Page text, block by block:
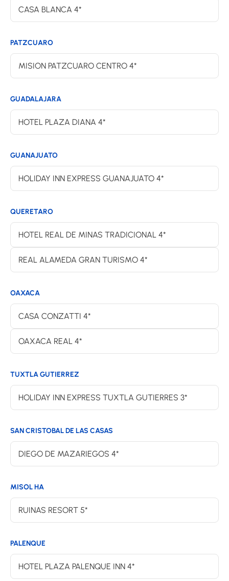
CASA BLANCA 4*
PATZCUARO
MISION PATZCUARO CENTRO 4*
GUADALAJARA
HOTEL PLAZA DIANA 4*
GUANAJUATO
HOLIDAY INN EXPRESS GUANAJUATO 4*
QUERETARO
HOTEL REAL DE MINAS TRADICIONAL 4*
REAL ALAMEDA GRAN TURISMO 4*
OAXACA
CASA CONZATTI 4*
OAXACA REAL 4*
TUXTLA GUTIERREZ
HOLIDAY INN EXPRESS TUXTLA GUTIERRES 3*
SAN CRISTOBAL DE LAS CASAS
DIEGO DE MAZARIEGOS 4*
MISOL HA
RUINAS RESORT 5*
PALENQUE
HOTEL PLAZA PALENQUE INN 4*